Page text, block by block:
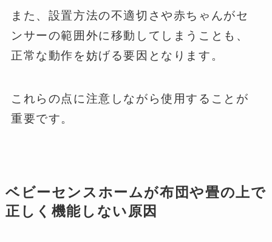
また、設置方法の不適切さや赤ちゃんがセ
ンサーの範囲外に移動してしまうことも、
正常な動作を妨げる要因となります。
これらの点に注意しながら使用することが
重要です。
ベビーセンスホームが布団や畳の上で
正しく機能しない原因